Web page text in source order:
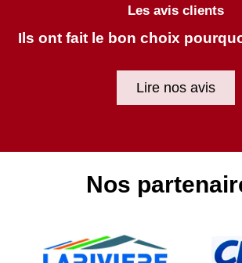
Les avis clients
Ils ont fait le bon choix
Lire nos avis
Nos